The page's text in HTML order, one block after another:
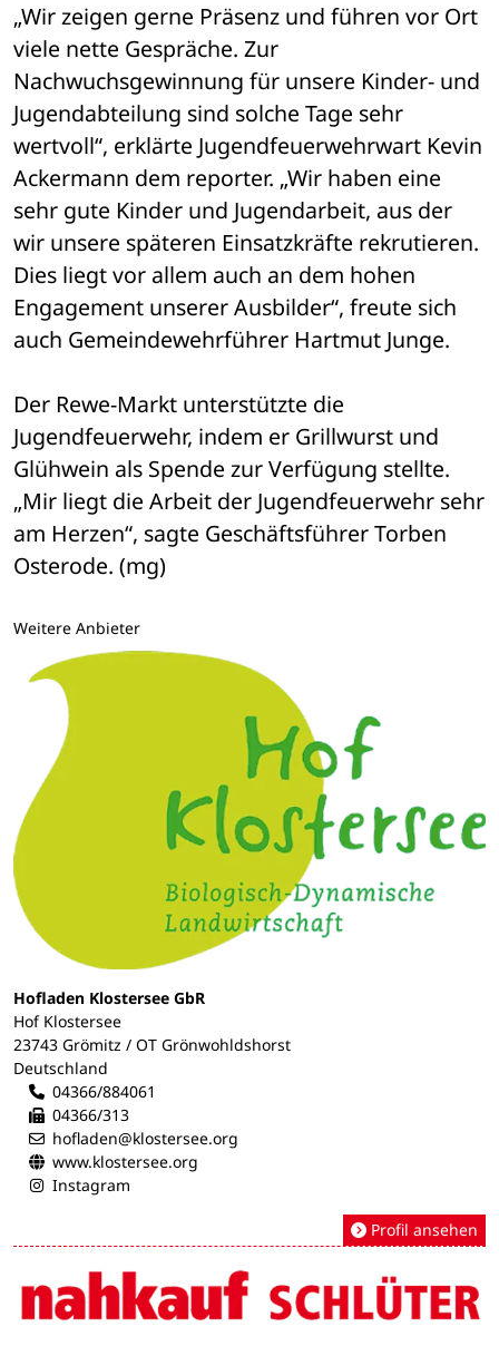
„Wir zeigen gerne Präsenz und führen vor Ort
viele nette Gespräche. Zur
Nachwuchsgewinnung für unsere Kinder- und
Jugendabteilung sind solche Tage sehr
wertvoll“, erklärte Jugendfeuerwehrwart Kevin
Ackermann dem reporter. „Wir haben eine
sehr gute Kinder und Jugendarbeit, aus der
wir unsere späteren Einsatzkräfte rekrutieren.
Dies liegt vor allem auch an dem hohen
Engagement unserer Ausbilder“, freute sich
auch Gemeindewehrführer Hartmut Junge.
Der Rewe-Markt unterstützte die
Jugendfeuerwehr, indem er Grillwurst und
Glühwein als Spende zur Verfügung stellte.
„Mir liegt die Arbeit der Jugendfeuerwehr sehr
am Herzen“, sagte Geschäftsführer Torben
Osterode. (mg)
Weitere Anbieter
Hofladen Klostersee GbR
Hof Klostersee
23743 Grömitz / OT Grönwohldshorst
Deutschland
04366/884061
04366/313
hofladen@klostersee.org
www.klostersee.org
Instagram
Profil ansehen